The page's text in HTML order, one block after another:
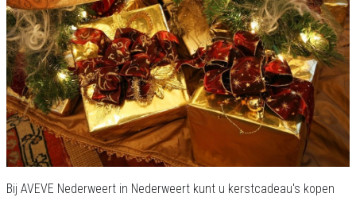
Bij AVEVE Nederweert in Nederweert kunt u kerstcadeau's kopen